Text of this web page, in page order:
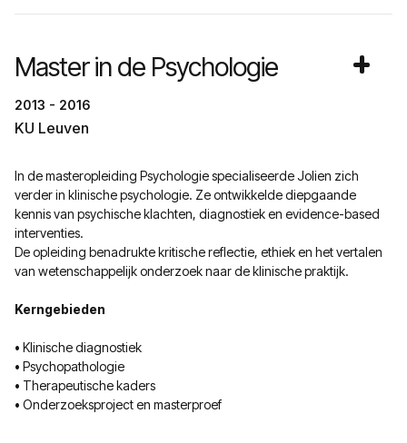
2013 - 2016
Master in de Psychologie
KU Leuven
In de masteropleiding Psychologie specialiseerde Jolien zich
verder in klinische psychologie. Ze ontwikkelde diepgaande
kennis van psychische klachten, diagnostiek en evidence-based
interventies.
De opleiding benadrukte kritische reflectie, ethiek en het vertalen
van wetenschappelijk onderzoek naar de klinische praktijk.
Kerngebieden
• Klinische diagnostiek
• Psychopathologie
• Therapeutische kaders
• Onderzoeksproject en masterproef